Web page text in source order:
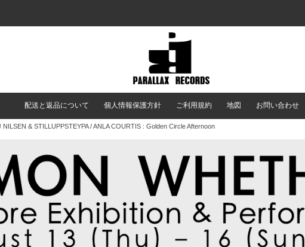
配送と返品について 個人情報保護方針 ご利用規約 地図 お問い合わせ
& STILLUPPSTEYPA / ANLA COURTIS : Golden Circle Afternoon